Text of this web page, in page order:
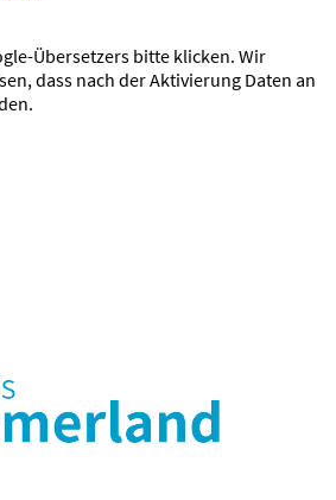
Übersetzers bitte klicken. Wir
dass nach der Aktivierung Daten an